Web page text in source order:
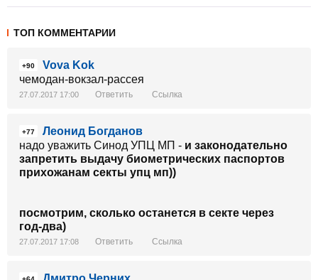
ТОП КОММЕНТАРИИ
+90
Vova Kok
чемодан-вокзал-рассея
27.07.2017 17:00 Ответить Ссылка
+77
Леонид Богданов
надо уважить Синод УПЦ МП - и законодательно
запретить выдачу биометрических паспортов
прихожанам секты упц мп))
посмотрим, сколько останется в секте через
год-два)
27.07.2017 17:08 Ответить Ссылка